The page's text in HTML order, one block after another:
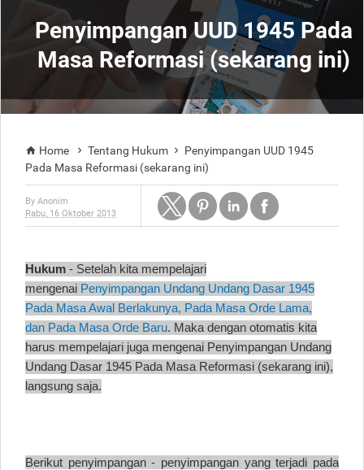
Penyimpangan UUD 1945 Pada
Masa Reformasi (sekarang ini)
 Home  Tentang Hukum 
Penyimpangan UUD 1945
Pada Masa Reformasi (sekarang ini)
By Anonim
Rabu, 16 Oktober 2013
Hukum - Setelah kita mempelajari
mengenai Penyimpangan Undang Undang Dasar 1945
Pada Masa Awal Berlakunya, Pada Masa Orde Lama,
dan Pada Masa Orde Baru. Maka dengan otomatis kita
harus mempelajari juga mengenai Penyimpangan Undang
Undang Dasar 1945 Pada Masa Reformasi (sekarang ini),
langsung saja.
Berikut penyimpangan - penyimpangan yang terjadi pada